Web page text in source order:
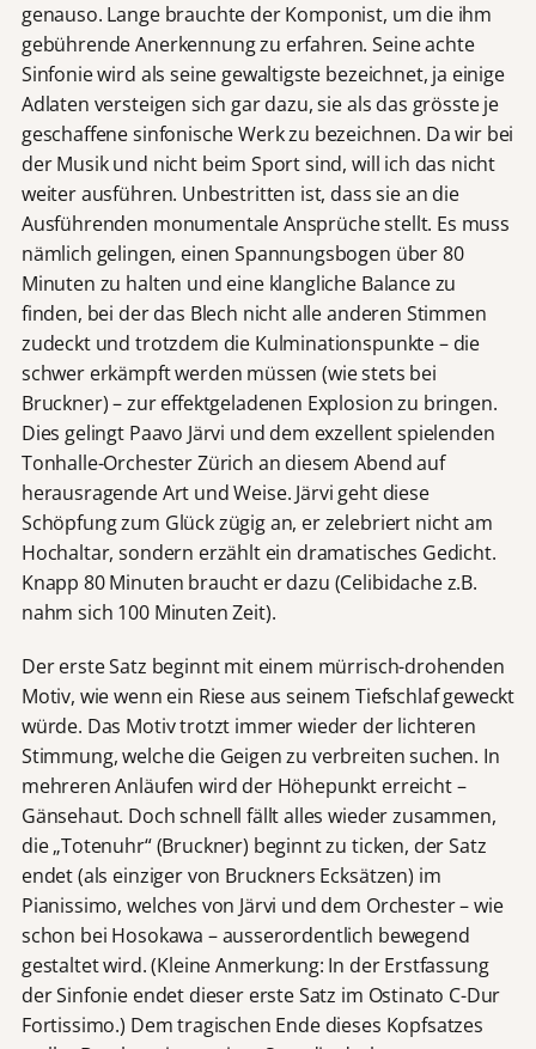
genauso. Lange brauchte der Komponist, um die ihm
gebührende Anerkennung zu erfahren. Seine achte
Sinfonie wird als seine gewaltigste bezeichnet, ja einige
Adlaten versteigen sich gar dazu, sie als das grösste je
geschaffene sinfonische Werk zu bezeichnen. Da wir bei
der Musik und nicht beim Sport sind, will ich das nicht
weiter ausführen. Unbestritten ist, dass sie an die
Ausführenden monumentale Ansprüche stellt. Es muss
nämlich gelingen, einen Spannungsbogen über 80
Minuten zu halten und eine klangliche Balance zu
finden, bei der das Blech nicht alle anderen Stimmen
zudeckt und trotzdem die Kulminationspunkte – die
schwer erkämpft werden müssen (wie stets bei
Bruckner) – zur effektgeladenen Explosion zu bringen.
Dies gelingt Paavo Järvi und dem exzellent spielenden
Tonhalle-Orchester Zürich an diesem Abend auf
herausragende Art und Weise. Järvi geht diese
Schöpfung zum Glück zügig an, er zelebriert nicht am
Hochaltar, sondern erzählt ein dramatisches Gedicht.
Knapp 80 Minuten braucht er dazu (Celibidache z.B.
nahm sich 100 Minuten Zeit).
Der erste Satz beginnt mit einem mürrisch-drohenden
Motiv, wie wenn ein Riese aus seinem Tiefschlaf geweckt
würde. Das Motiv trotzt immer wieder der lichteren
Stimmung, welche die Geigen zu verbreiten suchen. In
mehreren Anläufen wird der Höhepunkt erreicht –
Gänsehaut. Doch schnell fällt alles wieder zusammen,
die „Totenuhr“ (Bruckner) beginnt zu ticken, der Satz
endet (als einziger von Bruckners Ecksätzen) im
Pianissimo, welches von Järvi und dem Orchester – wie
schon bei Hosokawa – ausserordentlich bewegend
gestaltet wird. (Kleine Anmerkung: In der Erstfassung
der Sinfonie endet dieser erste Satz im Ostinato C-Dur
Fortissimo.) Dem tragischen Ende dieses Kopfsatzes